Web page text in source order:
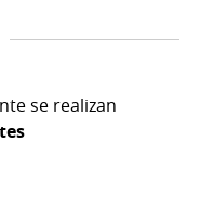
se realizan